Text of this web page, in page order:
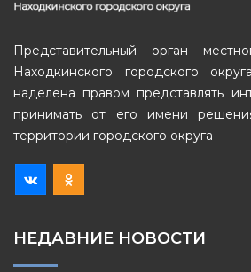
Представительный орган
Находкинского городского
наделена правом представлять
принимать от его имени
территории городского округа
НЕДАВНИЕ НОВОСТИ